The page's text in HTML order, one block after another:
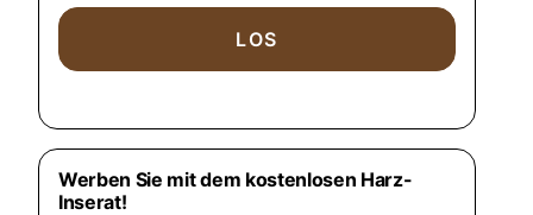
Werben Sie mit dem kostenlosen Harz-
Inserat!